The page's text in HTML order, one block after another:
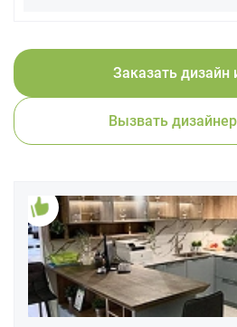
Заказать дизайн
Вызвать